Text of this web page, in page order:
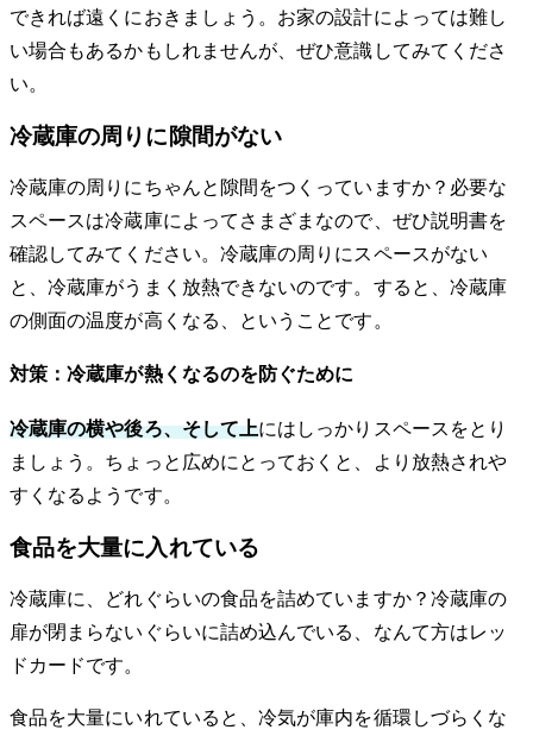
できれば遠くにおきましょう。お家の設計によっては難し
い場合もあるかもしれませんが、ぜひ意識してみてくださ
い。
冷蔵庫の周りに隙間がない
冷蔵庫の周りにちゃんと隙間をつくっていますか？必要な
スペースは冷蔵庫によってさまざまなので、ぜひ説明書を
確認してみてください。冷蔵庫の周りにスペースがない
と、冷蔵庫がうまく放熱できないのです。すると、冷蔵庫
の側面の温度が高くなる、ということです。
対策：冷蔵庫が熱くなるのを防ぐために
冷蔵庫の横や後ろ、そして上にはしっかりスペースをとり
ましょう。ちょっと広めにとっておくと、より放熱されや
すくなるようです。
食品を大量に入れている
冷蔵庫に、どれぐらいの食品を詰めていますか？冷蔵庫の
扉が閉まらないぐらいに詰め込んでいる、なんて方はレッ
ドカードです。
食品を大量にいれていると、冷気が庫内を循環しづらくな